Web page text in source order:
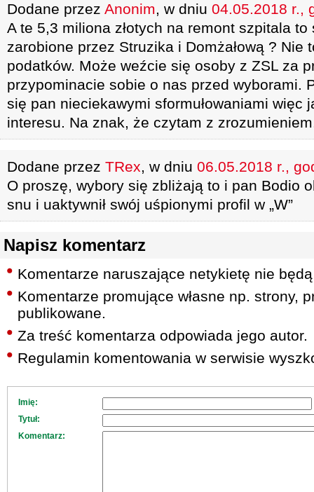
Dodane przez Anonim, w dniu 04.05.2018 r.,
A te 5,3 miliona złotych na remont szpitala
zarobione przez Struzika i Domżałową ? Nie
podatków. Może weźcie się osoby z ZSL za
przypominacie sobie o nas przed wyborami.
się pan nieciekawymi sformułowaniami więc
interesu. Na znak, że czytam z
Dodane przez TRex, w dniu 06.05.2018 r.,
O proszę, wybory się zbliżają to i pan Bodio
snu i uaktywnił swój uśpionymi profil w „W”
Napisz komentarz
Komentarze naruszające netykietę nie
Komentarze promujące własne np. strony,
publikowane.
Za treść komentarza odpowiada jego autor.
Regulamin komentowania w serwisie
Imię:
Tytuł:
Komentarz: